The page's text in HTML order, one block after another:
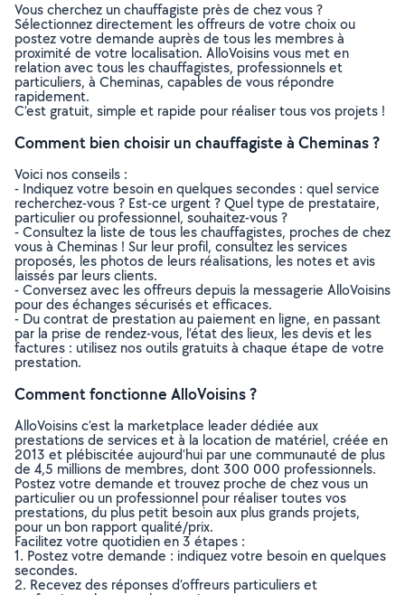
Vous cherchez un chauffagiste près de chez vous ?
Sélectionnez directement les offreurs de votre choix ou
postez votre demande auprès de tous les membres à
proximité de votre localisation. AlloVoisins vous met en
relation avec tous les chauffagistes, professionnels et
particuliers, à Cheminas, capables de vous répondre
rapidement.
C’est gratuit, simple et rapide pour réaliser tous vos projets !
Comment bien choisir un chauffagiste à Cheminas ?
Voici nos conseils :
- Indiquez votre besoin en quelques secondes : quel service
recherchez-vous ? Est-ce urgent ? Quel type de prestataire,
particulier ou professionnel, souhaitez-vous ?
- Consultez la liste de tous les chauffagistes, proches de chez
vous à Cheminas ! Sur leur profil, consultez les services
proposés, les photos de leurs réalisations, les notes et avis
laissés par leurs clients.
- Conversez avec les offreurs depuis la messagerie AlloVoisins
pour des échanges sécurisés et efficaces.
- Du contrat de prestation au paiement en ligne, en passant
par la prise de rendez-vous, l’état des lieux, les devis et les
factures : utilisez nos outils gratuits à chaque étape de votre
prestation.
Comment fonctionne AlloVoisins ?
AlloVoisins c’est la marketplace leader dédiée aux
prestations de services et à la location de matériel, créée en
2013 et plébiscitée aujourd’hui par une communauté de plus
de 4,5 millions de membres, dont 300 000 professionnels.
Postez votre demande et trouvez proche de chez vous un
particulier ou un professionnel pour réaliser toutes vos
prestations, du plus petit besoin aux plus grands projets,
pour un bon rapport qualité/prix.
Facilitez votre quotidien en 3 étapes :
1. Postez votre demande : indiquez votre besoin en quelques
secondes.
2. Recevez des réponses d’offreurs particuliers et